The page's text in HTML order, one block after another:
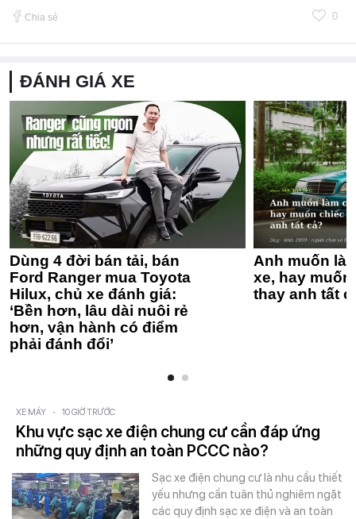
Chia sẻ 0
ĐÁNH GIÁ XE
Dùng 4 đời bán tải, bán
Ford Ranger mua Toyota
Hilux, chủ xe đánh giá:
‘Bền hơn, lâu dài nuôi rẻ
hơn, vận hành có điểm
phải đánh đổi’
Anh muốn
xe, hay
thay anh tất
XE MÁY - 10 GIỜ TRƯỚC
Khu vực sạc xe điện chung cư cần đáp ứng
những quy định an toàn PCCC nào?
Sạc xe điện chung cư là nhu cầu thiết
yếu nhưng cần tuân thủ nghiêm ngặt
các quy định sạc xe điện và an toàn